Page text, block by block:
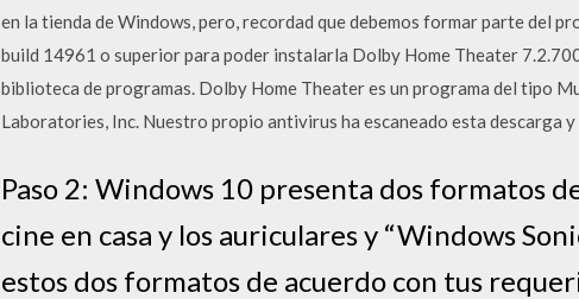
en la tienda de Windows, pero, recordad que debemos formar parte del
build 14961 o superior para poder instalarla Dolby Home Theater
biblioteca de programas. Dolby Home Theater es un programa del tipo
Laboratories, Inc. Nuestro propio antivirus ha escaneado esta descarga
Paso 2: Windows 10 presenta dos formatos
cine en casa y los auriculares y “Windows
estos dos formatos de acuerdo con tus